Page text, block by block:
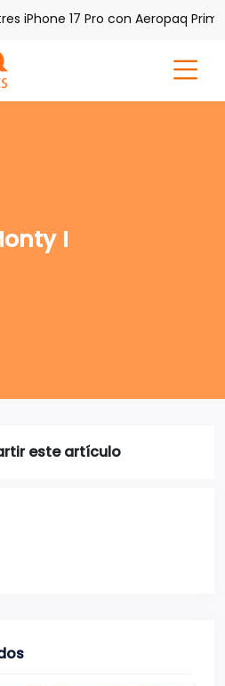
iPhone 17 Pro con Aeropaq Prime
I
este artículo